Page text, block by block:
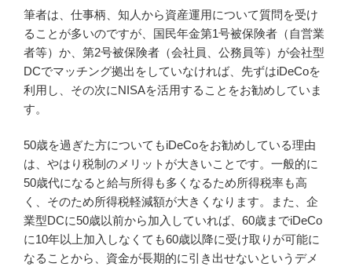
筆者は、仕事柄、知人から資産運用について質問を受け
ることが多いのですが、国民年金第1号被保険者（自営業
者等）か、第2号被保険者（会社員、公務員等）が会社型
DCでマッチング拠出をしていなければ、先ずはiDeCoを
利用し、その次にNISAを活用することをお勧めしていま
す。
50歳を過ぎた方についてもiDeCoをお勧めしている理由
は、やはり税制のメリットが大きいことです。一般的に
50歳代になると給与所得も多くなるため所得税率も高
く、そのため所得税軽減額が大きくなります。また、企
業型DCに50歳以前から加入していれば、60歳までiDeCo
に10年以上加入しなくても60歳以降に受け取りが可能に
なることから、資金が長期的に引き出せないというデメ